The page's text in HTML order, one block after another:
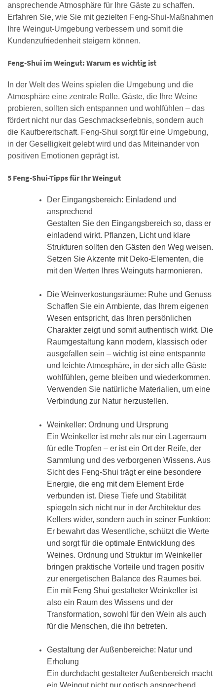
ansprechende Atmosphäre für Ihre Gäste zu schaffen.
Erfahren Sie, wie Sie mit gezielten Feng-Shui-Maßnahmen
Ihre Weingut-Umgebung verbessern und somit die
Kundenzufriedenheit steigern können.
Feng-Shui im Weingut: Warum es wichtig ist
In der Welt des Weins spielen die Umgebung und die
Atmosphäre eine zentrale Rolle. Gäste, die Ihre Weine
probieren, sollten sich entspannen und wohlfühlen – das
fördert nicht nur das Geschmackserlebnis, sondern auch
die Kaufbereitschaft. Feng-Shui sorgt für eine Umgebung,
in der Geselligkeit gelebt wird und das Miteinander von
positiven Emotionen geprägt ist.
5 Feng-Shui-Tipps für Ihr Weingut
Der Eingangsbereich: Einladend und
ansprechend
Gestalten Sie den Eingangsbereich so, dass er
einladend wirkt. Pflanzen, Licht und klare
Strukturen sollten den Gästen den Weg weisen.
Setzen Sie Akzente mit Deko-Elementen, die
mit den Werten Ihres Weinguts harmonieren.
Die Weinverkostungsräume: Ruhe und Genuss
Schaffen Sie ein Ambiente, das Ihrem eigenen
Wesen entspricht, das Ihren persönlichen
Charakter zeigt und somit authentisch wirkt. Die
Raumgestaltung kann modern, klassisch oder
ausgefallen sein – wichtig ist eine entspannte
und leichte Atmosphäre, in der sich alle Gäste
wohlfühlen, gerne bleiben und wiederkommen.
Verwenden Sie natürliche Materialien, um eine
Verbindung zur Natur herzustellen.
Weinkeller: Ordnung und Ursprung
Ein Weinkeller ist mehr als nur ein Lagerraum
für edle Tropfen – er ist ein Ort der Reife, der
Sammlung und des verborgenen Wissens. Aus
Sicht des Feng-Shui trägt er eine besondere
Energie, die eng mit dem Element Erde
verbunden ist. Diese Tiefe und Stabilität
spiegeln sich nicht nur in der Architektur des
Kellers wider, sondern auch in seiner Funktion:
Er bewahrt das Wesentliche, schützt die Werte
und sorgt für die optimale Entwicklung des
Weines. Ordnung und Struktur im Weinkeller
bringen praktische Vorteile und tragen positiv
zur energetischen Balance des Raumes bei.
Ein mit Feng Shui gestalteter Weinkeller ist
also ein Raum des Wissens und der
Transformation, sowohl für den Wein als auch
für die Menschen, die ihn betreten.
Gestaltung der Außenbereiche: Natur und
Erholung
Ein durchdacht gestalteter Außenbereich macht
ein Weingut nicht nur optisch ansprechend,